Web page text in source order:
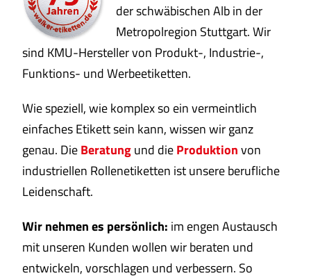
der schwäbischen Alb in der
Metropolregion Stuttgart. Wir
sind KMU-Hersteller von Produkt-, Industrie-,
Funktions- und Werbeetiketten.
Wie speziell, wie komplex so ein vermeintlich
einfaches Etikett sein kann, wissen wir ganz
genau. DieBeratungund dieProduktionvon
industriellen Rollenetiketten ist unsere berufliche
Leidenschaft.
Wir nehmen es persönlich: im engen Austausch
mit unseren Kunden wollen wir beraten und
entwickeln, vorschlagen und verbessern. So